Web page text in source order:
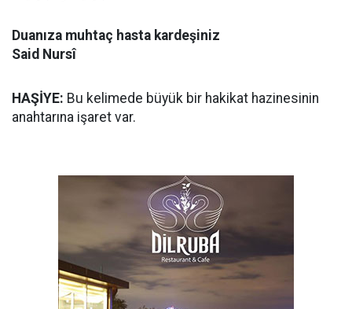
Duanıza muhtaç hasta kardeşiniz
Said Nursî
HAŞİYE: Bu kelimede büyük bir hakikat hazinesinin
anahtarına işaret var.